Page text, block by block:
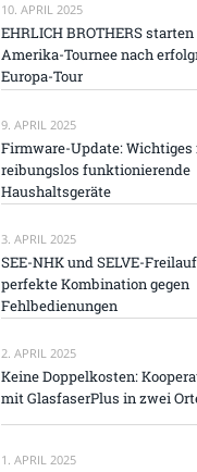
10. APRIL 2025
EHRLICH BROTHERS starten
Amerika-Tournee nach
Europa-Tour
9. APRIL 2025
Firmware-Update: Wichtiges
reibungslos funktionierende
Haushaltsgeräte
3. APRIL 2025
SEE-NHK und SELVE-
perfekte Kombination gegen
Fehlbedienungen
2. APRIL 2025
Keine Doppelkosten:
mit GlasfaserPlus in zwei
1. APRIL 2025